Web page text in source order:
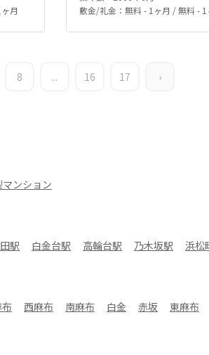
月
敷金/礼金：無料 - 1ヶ月 / 無料 - 1
8 ... 16 17 ›
ンション
駅 白金台駅 高輪台駅 乃木坂駅 浜松
西麻布 南麻布 白金 赤坂 東麻布